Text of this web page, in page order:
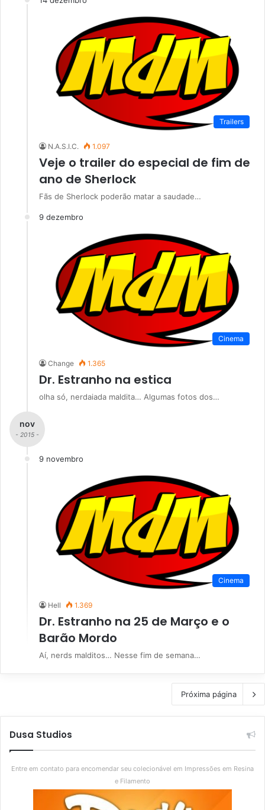
Trailers
N.A.S.I.C. 1.097
Veje o trailer do especial de fim de
ano de Sherlock
Fãs de Sherlock poderão matar a saudade…
9 dezembro
Cinema
Change 1.365
Dr. Estranho na estica
olha só, nerdaiada maldita… Algumas fotos dos…
nov
- 2015 -
9 novembro
Cinema
Hell 1.369
Dr. Estranho na 25 de Março e o
Barão Mordo
Aí, nerds malditos… Nesse fim de semana…
Próxima página
Dusa Studios
Entre em contato para encomendar seu colecionável em Impressões em Resina
e Filamento